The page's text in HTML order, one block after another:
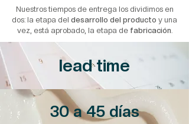
Nuestros tiempos de entrega los dividimos en
dos: la etapa del desarrollo del producto y una
vez, está aprobado, la etapa de fabricación.
lead time
30 a 45 días